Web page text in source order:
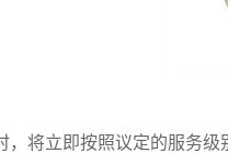
将立即按照议定的服务级